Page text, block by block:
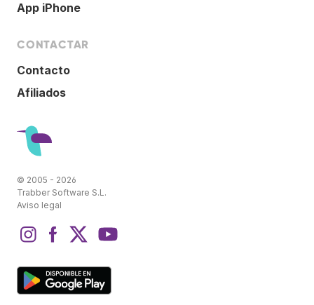
App iPhone
CONTACTAR
Contacto
Afiliados
© 2005 - 2026
Trabber Software S.L.
Aviso legal